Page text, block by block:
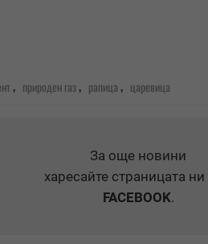
, природен газ, рапица, царевица
За още новини
харесайте страницата
FACEBOOK.